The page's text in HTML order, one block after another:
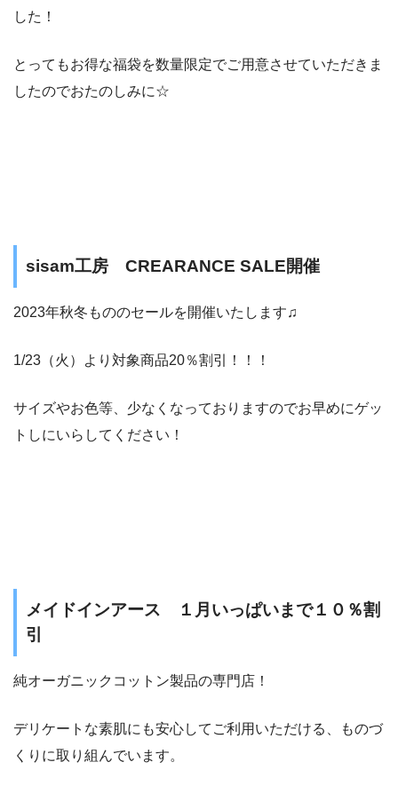
した！
とってもお得な福袋を数量限定でご用意させていただきま
したのでおたのしみに☆
sisam工房 CREARANCE SALE開催
2023年秋冬もののセールを開催いたします♫
1/23（火）より対象商品20％割引！！！
サイズやお色等、少なくなっておりますのでお早めにゲッ
トしにいらしてください！
メイドインアース １月いっぱいまで１０％割
引
純オーガニックコットン製品の専門店！
デリケートな素肌にも安心してご利用いただける、ものづ
くりに取り組んでいます。